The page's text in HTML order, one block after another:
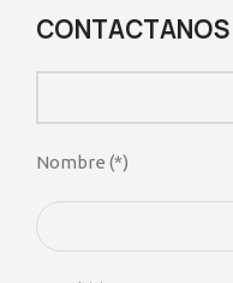
CONTACTANOS
Nombre (*)